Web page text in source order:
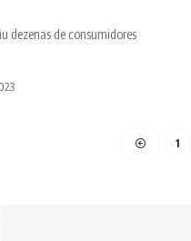
dezenas de consumidores
1